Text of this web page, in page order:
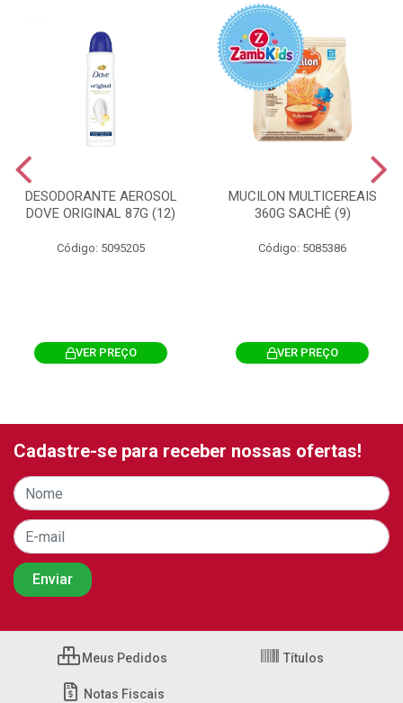
DESODORANTE AEROSOL
DOVE ORIGINAL 87G (12)
Código: 5095205
VER PREÇO
MUCILON MULTICEREAIS
360G SACHÊ (9)
Código: 5085386
VER PREÇO
Cadastre-se para receber nossas ofertas!
Meus Pedidos Títulos
Notas Fiscais